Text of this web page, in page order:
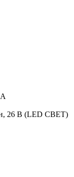
26 В (LED СВЕТ)